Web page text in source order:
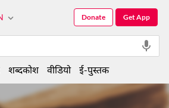
Get App
Donate
शब्दकोश वीडियो ई-पुस्तक